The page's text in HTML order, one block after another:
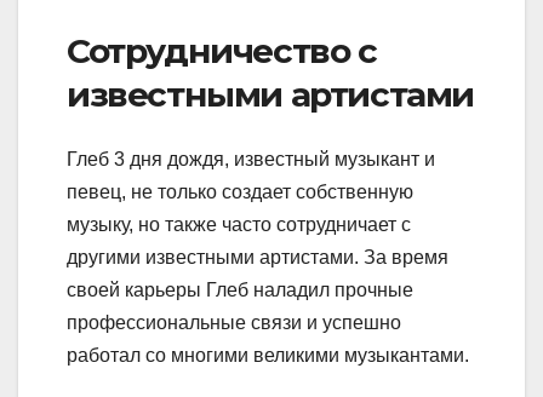
Сотрудничество с
известными артистами
Глеб 3 дня дождя, известный музыкант и
певец, не только создает собственную
музыку, но также часто сотрудничает с
другими известными артистами. За время
своей карьеры Глеб наладил прочные
профессиональные связи и успешно
работал со многими великими музыкантами.